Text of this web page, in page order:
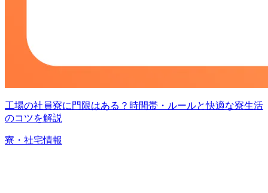
工場の社員寮に門限はある？時間帯・ルールと快適な寮生活
のコツを解説
寮・社宅情報